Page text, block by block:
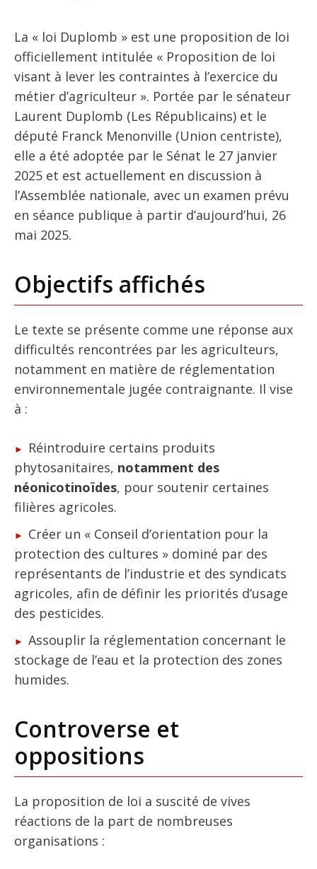
La « loi Duplomb » est une proposition de loi
officiellement intitulée « Proposition de loi
visant à lever les contraintes à l’exercice du
métier d’agriculteur ». Portée par le sénateur
Laurent Duplomb (Les Républicains) et le
député Franck Menonville (Union centriste),
elle a été adoptée par le Sénat le 27 janvier
2025 et est actuellement en discussion à
l’Assemblée nationale, avec un examen prévu
en séance publique à partir d’aujourd’hui, 26
mai 2025.
Objectifs affichés
Le texte se présente comme une réponse aux
difficultés rencontrées par les agriculteurs,
notamment en matière de réglementation
environnementale jugée contraignante. Il vise
à :
Réintroduire certains produits
phytosanitaires, notamment des
néonicotinoïdes, pour soutenir certaines
filières agricoles.
Créer un « Conseil d’orientation pour la
protection des cultures » dominé par des
représentants de l’industrie et des syndicats
agricoles, afin de définir les priorités d’usage
des pesticides.
Assouplir la réglementation concernant le
stockage de l’eau et la protection des zones
humides.
Controverse et
oppositions
La proposition de loi a suscité de vives
réactions de la part de nombreuses
organisations :